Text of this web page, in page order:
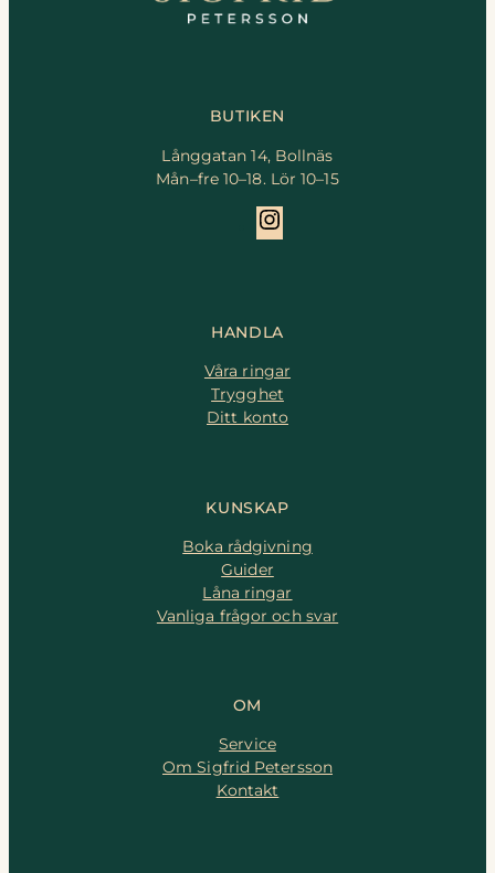
BUTIKEN
Långgatan 14, Bollnäs
Mån–fre 10–18. Lör 10–15
HANDLA
Våra ringar
Trygghet
Ditt konto
KUNSKAP
Boka rådgivning
Guider
Låna ringar
Vanliga frågor och svar
OM
Service
Om Sigfrid Petersson
Kontakt